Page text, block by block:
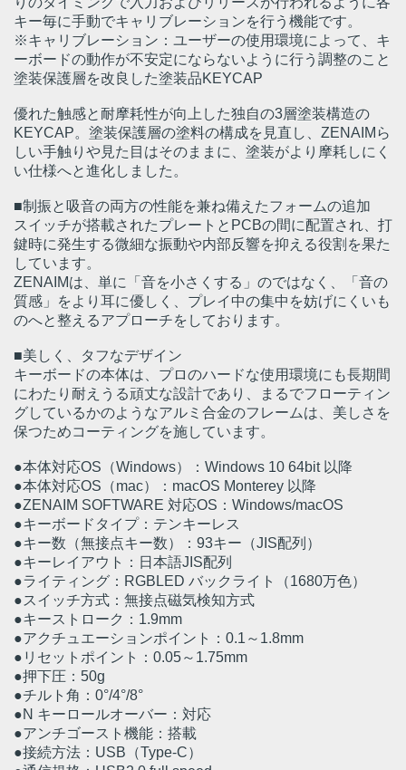
キー毎に手動でキャリブレーションを行う機能です。
※キャリブレーション：ユーザーの使用環境によって、キ
ーボードの動作が不安定にならないように行う調整のこと
塗装保護層を改良した塗装品KEYCAP
優れた触感と耐摩耗性が向上した独自の3層塗装構造の
KEYCAP。塗装保護層の塗料の構成を見直し、ZENAIMら
しい手触りや見た目はそのままに、塗装がより摩耗しにく
い仕様へと進化しました。
■制振と吸音の両方の性能を兼ね備えたフォームの追加
スイッチが搭載されたプレートとPCBの間に配置され、打
鍵時に発生する微細な振動や内部反響を抑える役割を果た
しています。
ZENAIMは、単に「音を小さくする」のではなく、「音の
質感」をより耳に優しく、プレイ中の集中を妨げにくいも
のへと整えるアプローチをしております。
■美しく、タフなデザイン
キーボードの本体は、プロのハードな使用環境にも長期間
にわたり耐えうる頑丈な設計であり、まるでフローティン
グしているかのようなアルミ合金のフレームは、美しさを
保つためコーティングを施しています。
●本体対応OS（Windows）：Windows 10 64bit 以降
●本体対応OS（mac）：macOS Monterey 以降
●ZENAIM SOFTWARE 対応OS：Windows/macOS
●キーボードタイプ：テンキーレス
●キー数（無接点キー数）：93キー（JIS配列）
●キーレイアウト：日本語JIS配列
●ライティング：RGBLED バックライト（1680万色）
●スイッチ方式：無接点磁気検知方式
●キーストローク：1.9mm
●アクチュエーションポイント：0.1～1.8mm
●リセットポイント：0.05～1.75mm
●押下圧：50g
●チルト角：0°/4°/8°
●N キーロールオーバー：対応
●アンチゴースト機能：搭載
●接続方法：USB（Type-C）